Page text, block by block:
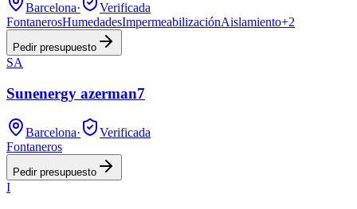
Barcelona·
Verificada
FontanerosHumedadesImpermeabilizaciónAislamiento+2
Pedir presupuesto
SA
Sunenergy azerman7
Barcelona·
Verificada
Fontaneros
Pedir presupuesto
I